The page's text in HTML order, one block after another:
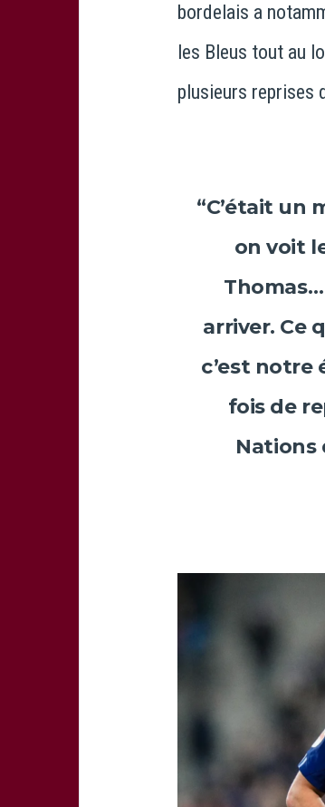
bordelais a
les Bleus tout au
plusieurs reprises
“C’était un
on voit
Thomas…
arriver. Ce
c’est notre
fois de
Nations